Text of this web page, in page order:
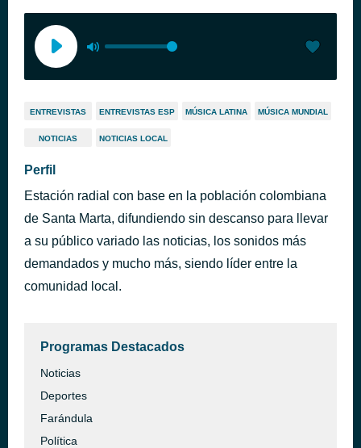
ENTREVISTAS ENTREVISTAS ESP MÚSICA LATINA MÚSICA MUNDIAL
NOTICIAS NOTICIAS LOCAL
Perfil
Estación radial con base en la población colombiana
de Santa Marta, difundiendo sin descanso para llevar
a su público variado las noticias, los sonidos más
demandados y mucho más, siendo líder entre la
comunidad local.
Programas Destacados
Noticias
Deportes
Farándula
Política